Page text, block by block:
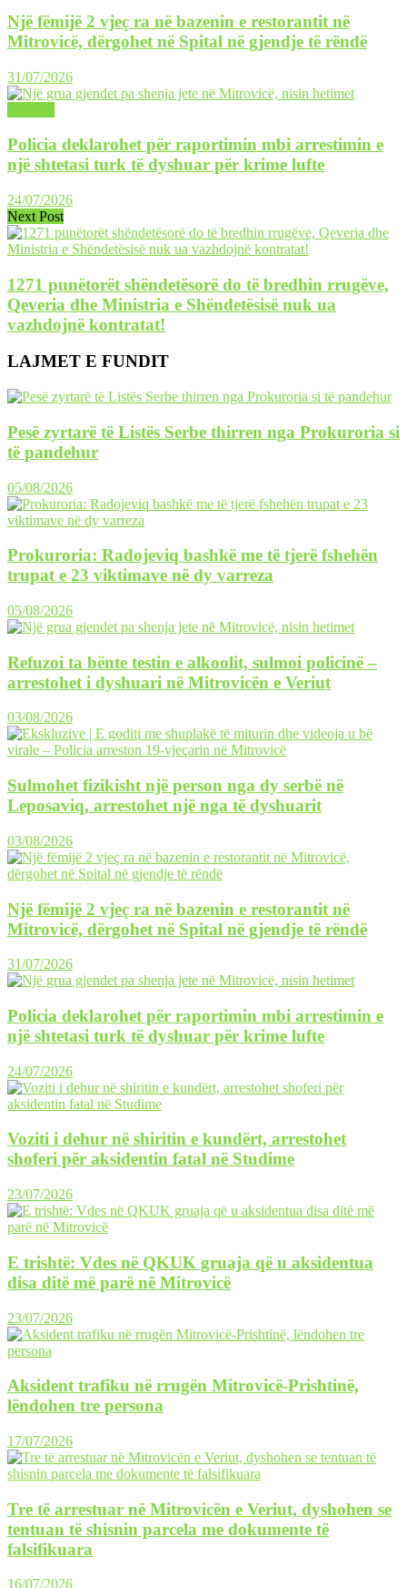
Një fëmijë 2 vjeç ra në bazenin e restorantit në
Mitrovicë, dërgohet në Spital në gjendje të rëndë
31/07/2026
Policia deklarohet për raportimin mbi arrestimin e
një shtetasi turk të dyshuar për krime lufte
24/07/2026
Next Post
1271 punëtorët shëndetësorë do të bredhin rrugëve,
Qeveria dhe Ministria e Shëndetësisë nuk ua
vazhdojnë kontratat!
LAJMET E FUNDIT
Pesë zyrtarë të Listës Serbe thirren nga Prokuroria si
të pandehur
05/08/2026
Prokuroria: Radojeviq bashkë me të tjerë fshehën
trupat e 23 viktimave në dy varreza
05/08/2026
Refuzoi ta bënte testin e alkoolit, sulmoi policinë –
arrestohet i dyshuari në Mitrovicën e Veriut
03/08/2026
Sulmohet fizikisht një person nga dy serbë në
Leposaviq, arrestohet një nga të dyshuarit
03/08/2026
Një fëmijë 2 vjeç ra në bazenin e restorantit në
Mitrovicë, dërgohet në Spital në gjendje të rëndë
31/07/2026
Policia deklarohet për raportimin mbi arrestimin e
një shtetasi turk të dyshuar për krime lufte
24/07/2026
Voziti i dehur në shiritin e kundërt, arrestohet
shoferi për aksidentin fatal në Studime
23/07/2026
E trishtë: Vdes në QKUK gruaja që u aksidentua
disa ditë më parë në Mitrovicë
23/07/2026
Aksident trafiku në rrugën Mitrovicë-Prishtinë,
lëndohen tre persona
17/07/2026
Tre të arrestuar në Mitrovicën e Veriut, dyshohen se
tentuan të shisnin parcela me dokumente të
falsifikuara
16/07/2026